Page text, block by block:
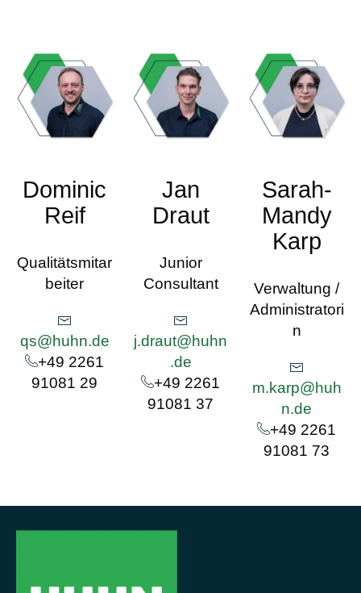
Dominic
Reif
Qualitätsmitar
beiter
qs@huhn.de
+49 2261
91081 29
Jan
Draut
Junior
Consultant
j.draut@huhn
.de
+49 2261
91081 37
Sarah-
Mandy
Karp
Verwaltung /
Administratori
n
m.karp@huh
n.de
+49 2261
91081 73